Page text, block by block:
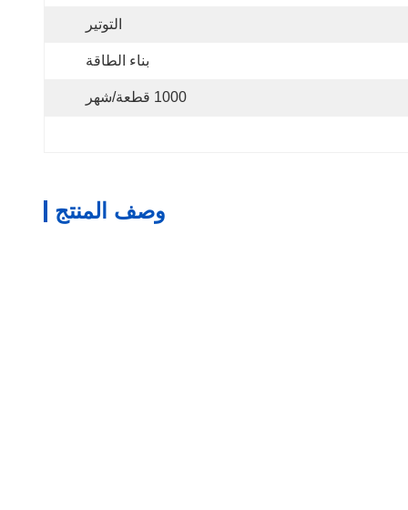
التوتير
بناء الطاقة
1000 قطعة/شهر
وصف المنتج